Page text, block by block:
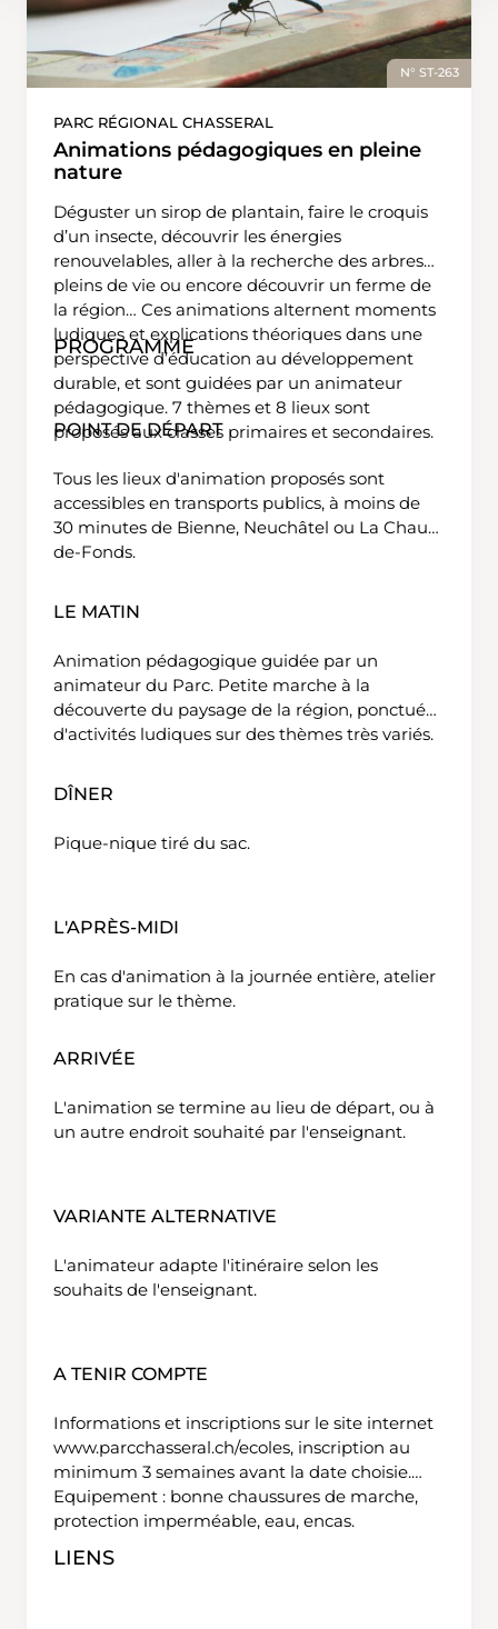
N° ST-263
PARC RÉGIONAL CHASSERAL
Animations pédagogiques en pleine
nature
Déguster un sirop de plantain, faire le croquis
d’un insecte, découvrir les énergies
renouvelables, aller à la recherche des arbres
pleins de vie ou encore découvrir un ferme de
la région… Ces animations alternent moments
ludiques et explications théoriques dans une
perspective d’éducation au développement
durable, et sont guidées par un animateur
pédagogique. 7 thèmes et 8 lieux sont
proposés aux classes primaires et secondaires.
PROGRAMME
POINT DE DÉPART
Tous les lieux d'animation proposés sont
accessibles en transports publics, à moins de
30 minutes de Bienne, Neuchâtel ou La Chaux-
de-Fonds.
LE MATIN
Animation pédagogique guidée par un
animateur du Parc. Petite marche à la
découverte du paysage de la région, ponctuée
d'activités ludiques sur des thèmes très variés.
DÎNER
Pique-nique tiré du sac.
L'APRÈS-MIDI
En cas d'animation à la journée entière, atelier
pratique sur le thème.
ARRIVÉE
L'animation se termine au lieu de départ, ou à
un autre endroit souhaité par l'enseignant.
VARIANTE ALTERNATIVE
L'animateur adapte l'itinéraire selon les
souhaits de l'enseignant.
A TENIR COMPTE
Informations et inscriptions sur le site internet
www.parcchasseral.ch/ecoles, inscription au
minimum 3 semaines avant la date choisie.
Equipement : bonne chaussures de marche,
protection imperméable, eau, encas.
LIENS